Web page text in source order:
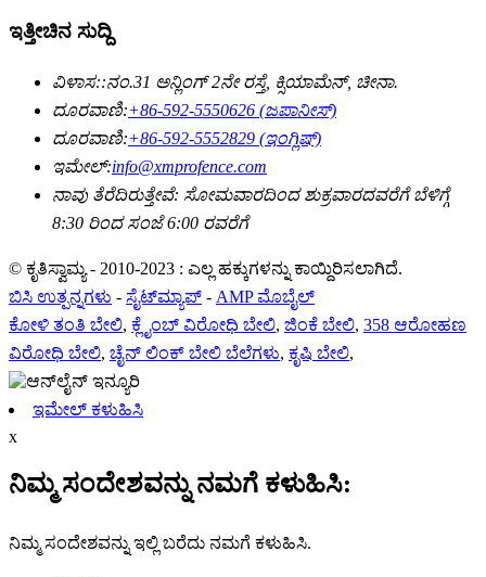
ಇತ್ತೀಚಿನ ಸುದ್ದಿ
ವಿಳಾಸ::ನಂ.31 ಅನ್ಲಿಂಗ್ 2ನೇ ರಸ್ತೆ, ಕ್ಸಿಯಾಮೆನ್, ಚೀನಾ.
ದೂರವಾಣಿ:+86-592-5550626 (ಜಪಾನೀಸ್)
ದೂರವಾಣಿ:+86-592-5552829 (ಇಂಗ್ಲಿಷ್)
ಇಮೇಲ್:info@xmprofence.com
ನಾವು ತೆರೆದಿರುತ್ತೇವೆ: ಸೋಮವಾರದಿಂದ ಶುಕ್ರವಾರದವರೆಗೆ ಬೆಳಿಗ್ಗೆ
8:30 ರಿಂದ ಸಂಜೆ 6:00 ರವರೆಗೆ
© ಕೃತಿಸ್ವಾಮ್ಯ - 2010-2023 : ಎಲ್ಲ ಹಕ್ಕುಗಳನ್ನು ಕಾಯ್ದಿರಿಸಲಾಗಿದೆ.
ಬಿಸಿ ಉತ್ಪನ್ನಗಳು - ಸೈಟ್‌ಮ್ಯಾಪ್ - AMP ಮೊಬೈಲ್
ಕೋಳಿ ತಂತಿ ಬೇಲಿ, ಕ್ಲೈಂಬ್ ವಿರೋಧಿ ಬೇಲಿ, ಜಿಂಕೆ ಬೇಲಿ, 358 ಆರೋಹಣ
ವಿರೋಧಿ ಬೇಲಿ, ಚೈನ್ ಲಿಂಕ್ ಬೇಲಿ ಬೆಲೆಗಳು, ಕೃಷಿ ಬೇಲಿ,
ಇಮೇಲ್ ಕಳುಹಿಸಿ
x
ನಿಮ್ಮ ಸಂದೇಶವನ್ನು ನಮಗೆ ಕಳುಹಿಸಿ:
ನಿಮ್ಮ ಸಂದೇಶವನ್ನು ಇಲ್ಲಿ ಬರೆದು ನಮಗೆ ಕಳುಹಿಸಿ.